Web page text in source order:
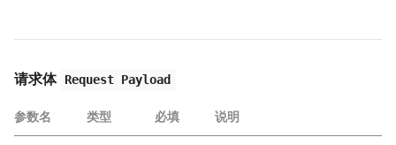
请求体 Request Payload
参数名 类型 必填 说明